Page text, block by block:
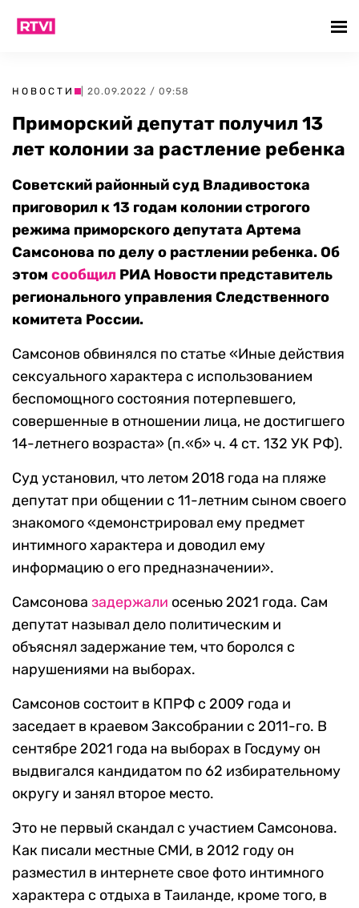
НОВОСТИ | 20.09.2022 / 09:58
Приморский депутат получил 13
лет колонии за растление ребенка
Советский районный суд Владивостока
приговорил к 13 годам колонии строгого
режима приморского депутата Артема
Самсонова по делу о растлении ребенка. Об
этом сообщил РИА Новости представитель
регионального управления Следственного
комитета России.
Самсонов обвинялся по статье «Иные действия
сексуального характера с использованием
беспомощного состояния потерпевшего,
совершенные в отношении лица, не достигшего
14-летнего возраста» (п.«б» ч. 4 ст. 132 УК РФ).
Суд установил, что летом 2018 года на пляже
депутат при общении с 11-летним сыном своего
знакомого «демонстрировал ему предмет
интимного характера и доводил ему
информацию о его предназначении».
Самсонова задержали осенью 2021 года. Сам
депутат называл дело политическим и
объяснял задержание тем, что боролся с
нарушениями на выборах.
Самсонов состоит в КПРФ с 2009 года и
заседает в краевом Заксобрании с 2011-го. В
сентябре 2021 года на выборах в Госдуму он
выдвигался кандидатом по 62 избирательному
округу и занял второе место.
Это не первый скандал с участием Самсонова.
Как писали местные СМИ, в 2012 году он
разместил в интернете свое фото интимного
характера с отдыха в Таиланде, кроме того, в